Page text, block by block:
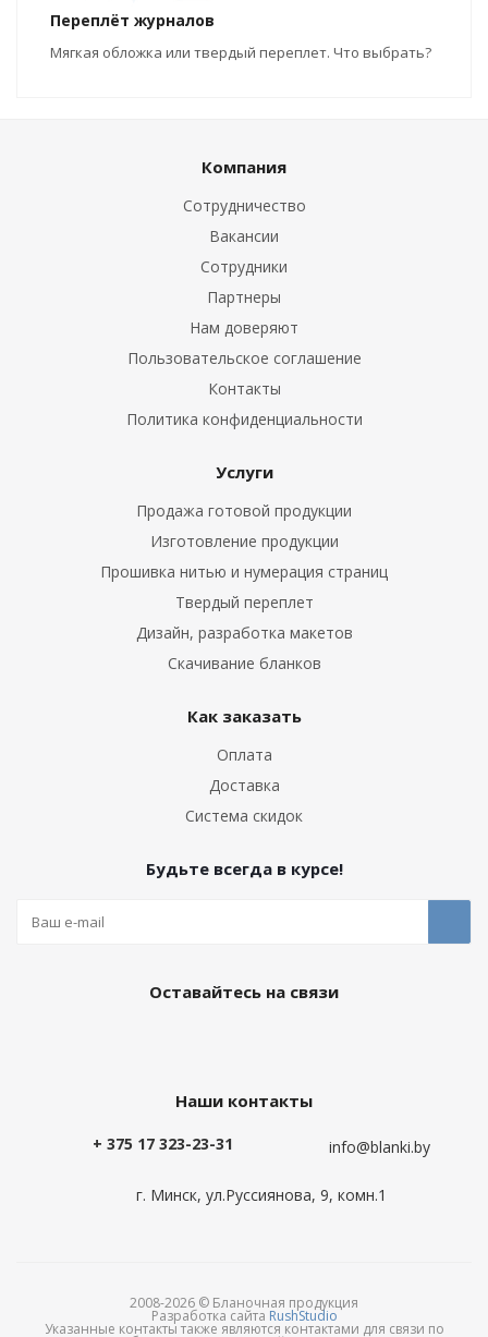
Переплёт журналов
Мягкая обложка или твердый переплет. Что выбрать?
Компания
Сотрудничество
Вакансии
Сотрудники
Партнеры
Нам доверяют
Пользовательское соглашение
Контакты
Политика конфиденциальности
Услуги
Продажа готовой продукции
Изготовление продукции
Прошивка нитью и нумерация страниц
Твердый переплет
Дизайн, разработка макетов
Скачивание бланков
Как заказать
Оплата
Доставка
Система скидок
Будьте всегда в курсе!
Оставайтесь на связи
Наши контакты
+ 375 17 323-23-31 info@blanki.by
г. Минск, ул.Руссиянова, 9, комн.1
2008-2026 © Бланочная продукция
Разработка сайта RushStudio
Указанные контакты также являются контактами для связи по